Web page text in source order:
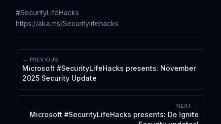
#SecurityLifeHacks
https://aka.ms/Securitylifehacks
← PREVIOUS
Microsoft #SecurityLifeHacks presents: November
2025 Security Update
NEXT →
Microsoft #SecurityLifeHacks presents: De Ignite